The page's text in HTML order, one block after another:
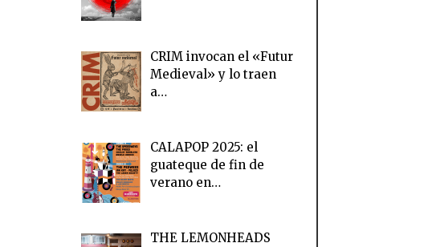
CRIM invocan el «Futur
Medieval» y lo traen
a…
CALAPOP 2025: el
guateque de fin de
verano en…
THE LEMONHEADS